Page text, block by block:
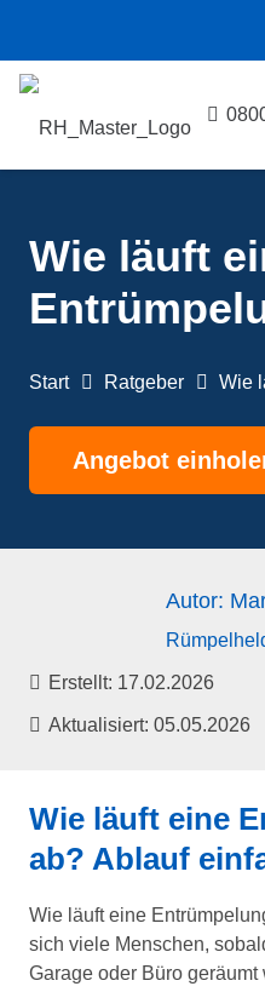
Wie läuft
Start Ratgeber Wie
Angebot
Autor:
Erstellt: 17.02.2026
Aktualisiert:05.05.2026
Wie läuft eine
ab? Ablauf
Wie läuft eine
sich viele Menschen,
Garage oder Büro